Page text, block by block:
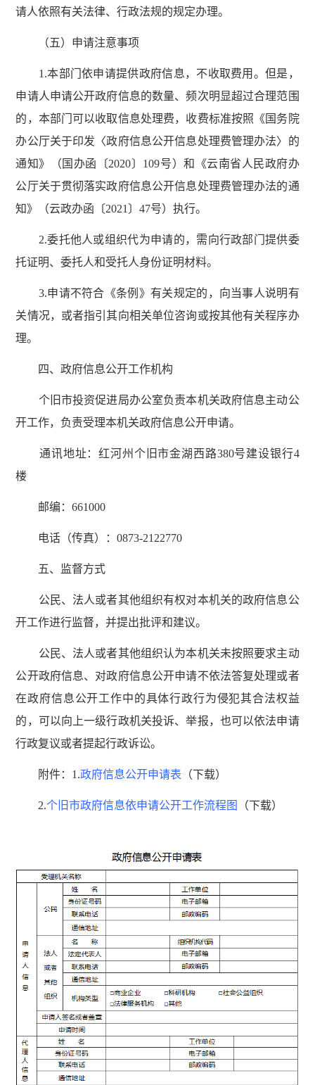
请人依照有关法律、行政法规的规定办理。
（五）申请注意事项
1.本部门依申请提供政府信息，不收取费用。但是，
申请人申请公开政府信息的数量、频次明显超过合理范围
的，本部门可以收取信息处理费，收费标准按照《国务院
办公厅关于印发〈政府信息公开信息处理费管理办法〉的
通知》（国办函〔2020〕109号）和《云南省人民政府办
公厅关于贯彻落实政府信息公开信息处理费管理办法的通
知》（云政办函〔2021〕47号）执行。
2.委托他人或组织代为申请的，需向行政部门提供委
托证明、委托人和受托人身份证明材料。
3.申请不符合《条例》有关规定的，向当事人说明有
关情况，或者指引其向相关单位咨询或按其他有关程序办
理。
四、政府信息公开工作机构
个旧市投资促进局办公室负责本机关政府信息主动公
开工作，负责受理本机关政府信息公开申请。
通讯地址：红河州个旧市金湖西路380号建设银行4
楼
邮编：661000
电话（传真）：0873-2122770
五、监督方式
公民、法人或者其他组织有权对本机关的政府信息公
开工作进行监督，并提出批评和建议。
公民、法人或者其他组织认为本机关未按照要求主动
公开政府信息、对政府信息公开申请不依法答复处理或者
在政府信息公开工作中的具体行政行为侵犯其合法权益
的，可以向上一级行政机关投诉、举报，也可以依法申请
行政复议或者提起行政诉讼。
附件：1.政府信息公开申请表 （下载）
2.个旧市政府信息依申请公开工作流程图 （下载）